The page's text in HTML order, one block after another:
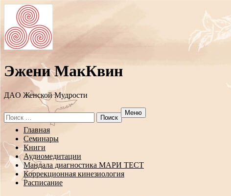
Эжени МакКвин
ДAO Женской Мудрости
Search
for:
Меню
Перейти
содержанию
Главная
Семинары
Книги
Аудиомедитации
Мандала диагностика МАРИ ТЕСТ
Коррекционная кинезиология
Расписание